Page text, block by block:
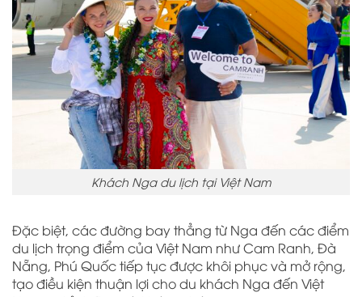
Khách Nga du lịch tại Việt Nam
Đặc biệt, các đường bay thẳng từ Nga đến các điểm
du lịch trọng điểm của Việt Nam như Cam Ranh, Đà
Nẵng, Phú Quốc tiếp tục được khôi phục và mở rộng,
tạo điều kiện thuận lợi cho du khách Nga đến Việt